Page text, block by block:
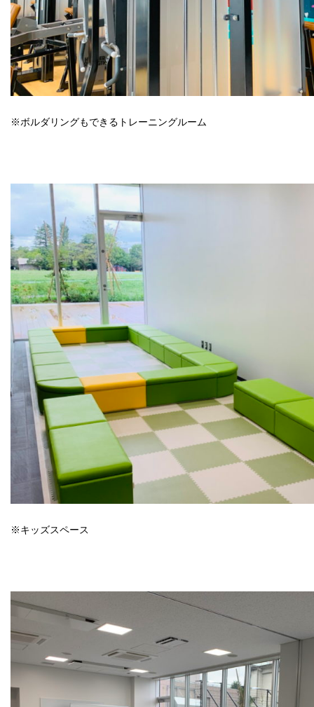
※ボルダリングもできるトレーニングルーム
※キッズスペース